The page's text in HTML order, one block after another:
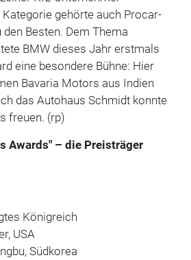
gehörte auch Procar-
Besten. Dem Thema
BMW dieses Jahr erstmals
eine besondere Bühne: Hier
Bavaria Motors aus Indien
das Autohaus Schmidt konnte
freuen. (rp)
Awards" – die Preisträger
Königreich
USA
Südkorea